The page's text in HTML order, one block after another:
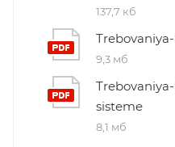
137,7 кб
9,3 мб
sisteme
8,1 мб